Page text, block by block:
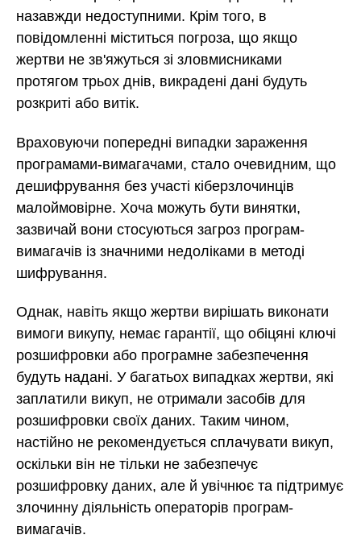
назавжди недоступними. Крім того, в
повідомленні міститься погроза, що якщо
жертви не зв'яжуться зі зловмисниками
протягом трьох днів, викрадені дані будуть
розкриті або витік.
Враховуючи попередні випадки зараження
програмами-вимагачами, стало очевидним, що
дешифрування без участі кіберзлочинців
малоймовірне. Хоча можуть бути винятки,
зазвичай вони стосуються загроз програм-
вимагачів із значними недоліками в методі
шифрування.
Однак, навіть якщо жертви вирішать виконати
вимоги викупу, немає гарантії, що обіцяні ключі
розшифровки або програмне забезпечення
будуть надані. У багатьох випадках жертви, які
заплатили викуп, не отримали засобів для
розшифровки своїх даних. Таким чином,
настійно не рекомендується сплачувати викуп,
оскільки він не тільки не забезпечує
розшифровку даних, але й увічнює та підтримує
злочинну діяльність операторів програм-
вимагачів.